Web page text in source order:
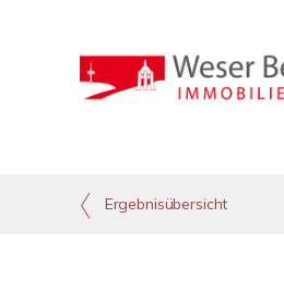
Ergebnisübersicht